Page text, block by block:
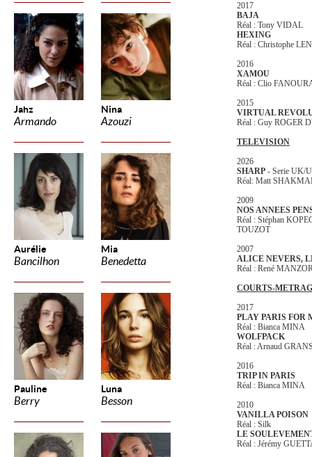
Jahz
Armando
Nina
Azouzi
Aurélie
Bancilhon
Mia
Benedetta
Pauline
Berry
Luna
Besson
2017
BAJA
Réal : Tony VIDAL
HEXING
Réal : Christophe
2016
XAMOU
Réal : Clio
2015
VIRTUAL
Réal : Guy ROGER
TELEVISION
2026
SHARP - Serie UK/
Réal: Matt
2009
NOS ANNEES
Réal : Stéphan
TOUZOT
2007
ALICE NEVERS,
Réal : René
COURTS-
2017
PLAY PARIS FOR
Réal : Bianca MINA
WOLFPACK
Réal : Arnaud
2016
TRIP IN PARIS
Réal : Bianca MINA
2010
VANILLA POISON
Réal : Silk
LE
Réal : Jérémy